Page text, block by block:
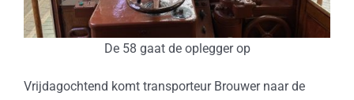
De 58 gaat de oplegger op
Vrijdagochtend komt transporteur Brouwer naar de